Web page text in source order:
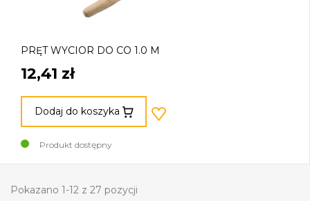
PRĘT WYCIOR DO CO 1.0 M
12,41 zł
Dodaj do koszyka
Produkt dostępny
Pokazano 1-12 z 27 pozycji